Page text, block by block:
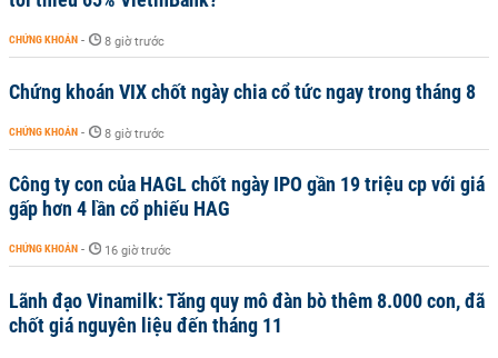
CHỨNG KHOÁN - 8 giờ trước
Chứng khoán VIX chốt ngày chia cổ tức ngay trong tháng 8
CHỨNG KHOÁN - 8 giờ trước
Công ty con của HAGL chốt ngày IPO gần 19 triệu cp với giá
gấp hơn 4 lần cổ phiếu HAG
CHỨNG KHOÁN - 16 giờ trước
Lãnh đạo Vinamilk: Tăng quy mô đàn bò thêm 8.000 con, đã
chốt giá nguyên liệu đến tháng 11